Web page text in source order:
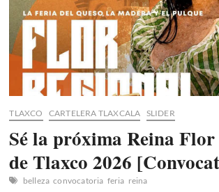
TLAXCO CARTELERA TLAXCALA SLIDER
Sé la próxima Reina
de Tlaxco 2026
belleza convocatoria feria reina